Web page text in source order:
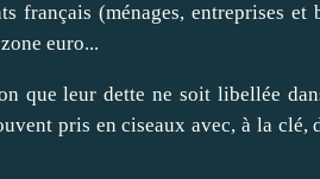
français (ménages, entreprises et
euro...
que leur dette ne soit libellée
pris en ciseaux avec, à la clé,